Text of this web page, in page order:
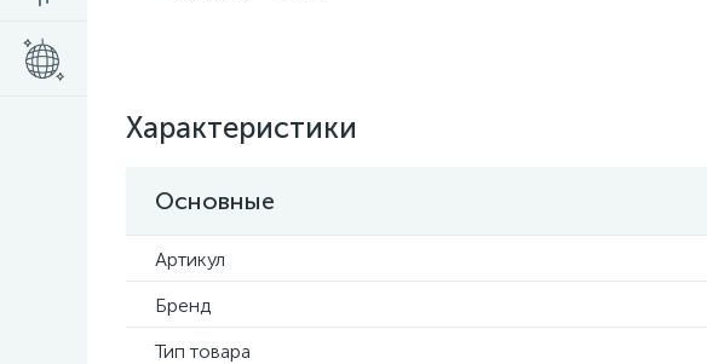
Характеристики
Основные
Артикул
Бренд
Тип товара